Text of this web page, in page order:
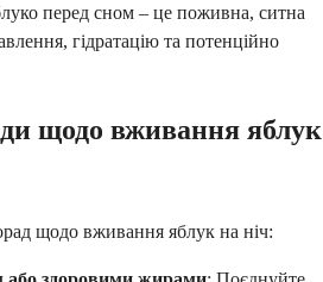
перед сном – це поживна, ситна
гідратацію та потенційно
щодо вживання яблук
щодо вживання яблук на ніч: